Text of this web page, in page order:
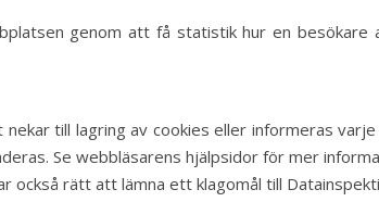
genom att få statistik hur en besökare
till lagring av cookies eller informeras
Se webbläsarens hjälpsidor för mer
också rätt att lämna ett klagomål till